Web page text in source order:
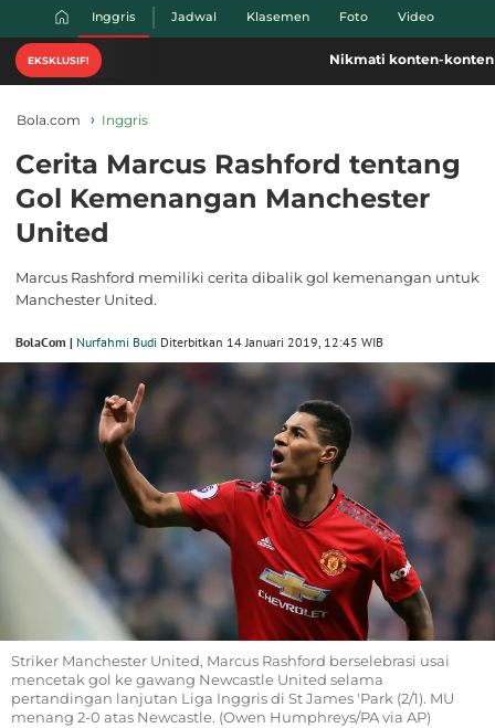
Inggris Jadwal Klasemen Foto Video
EKSKLUSIF! Nikmati konten-konten Piala
Bola.com Inggris
Cerita Marcus Rashford tentang
Gol Kemenangan Manchester
United
Marcus Rashford memiliki cerita dibalik gol kemenangan untuk
Manchester United.
BolaCom | Nurfahmi Budi Diterbitkan 14 Januari 2019, 12:45 WIB
Striker Manchester United, Marcus Rashford berselebrasi usai
mencetak gol ke gawang Newcastle United selama
pertandingan lanjutan Liga Inggris di St James 'Park (2/1). MU
menang 2-0 atas Newcastle. (Owen Humphreys/PA via AP)